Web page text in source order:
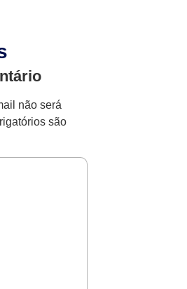
não será
são